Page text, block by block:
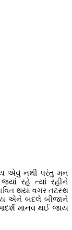
એવું નથી પરંતુ મન
રહે ત્યાં રહીને
થયા વગર તટસ્થ
એને બદલે બીજાને
માનવ થઈ જાય